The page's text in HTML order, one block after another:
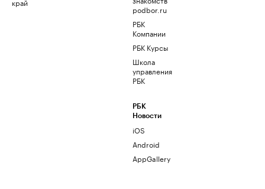
podbor.ru
РБК
Компании
РБК Курсы
Школа
управления
РБК
РБК
Новости
iOS
Android
AppGallery